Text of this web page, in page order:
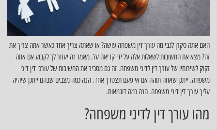
האם אתה סקרן לגבי מה עורך דין משפחה עושה? או שאתה צריך אחד כאשר אתה צריך את
זה? מצא את התשובות לשאלות אלה על ידי קריאה על. מאמר זה יעזור לך לקבוע אם אתה
זקוק לשירותיו של עורך דין לדיני משפחה. זה גם מסביר את החשיבות של עורכי דין דיני
משפחה. ייתכן שאתה תוהה אם אי פעם תצטרך אחד. הנה כמה מצבים שבהם ייתכן שיהיה
עליך עורך דין דיני משפחה. הנה כמה דוגמאות.
מהו עורך דין לדיני משפחה?